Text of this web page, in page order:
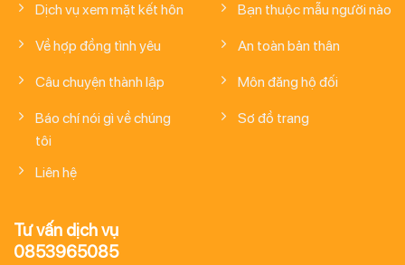
Dịch vụ xem mặt kết hôn
Về hợp đồng tình yêu
Câu chuyện thành lập
Báo chí nói gì về chúng
tôi
Liên hệ
Bạn thuộc mẫu người nào
An toàn bản thân
Môn đăng hộ đối
Sơ đồ trang
Tư vấn dịch vụ
0853965085